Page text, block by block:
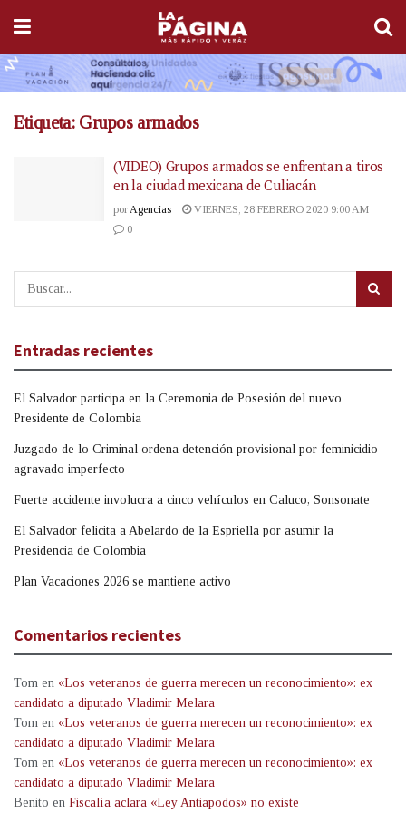
Etiqueta: Grupos armados
(VIDEO) Grupos armados se enfrentan a tiros
en la ciudad mexicana de Culiacán
por Agencias
VIERNES, 28 FEBRERO 2020 9:00 AM
0
Entradas recientes
El Salvador participa en la Ceremonia de Posesión del nuevo
Presidente de Colombia
Juzgado de lo Criminal ordena detención provisional por feminicidio
agravado imperfecto
Fuerte accidente involucra a cinco vehículos en Caluco, Sonsonate
El Salvador felicita a Abelardo de la Espriella por asumir la
Presidencia de Colombia
Plan Vacaciones 2026 se mantiene activo
Comentarios recientes
Tom en «Los veteranos de guerra merecen un reconocimiento»: ex
candidato a diputado Vladimir Melara
Tom en «Los veteranos de guerra merecen un reconocimiento»: ex
candidato a diputado Vladimir Melara
Tom en «Los veteranos de guerra merecen un reconocimiento»: ex
candidato a diputado Vladimir Melara
Benito en Fiscalía aclara «Ley Antiapodos» no existe